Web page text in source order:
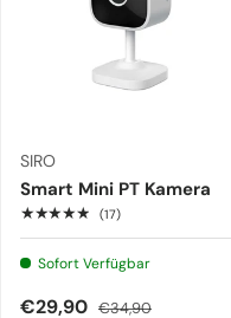
SIRO
Smart Mini PT Kamera
★★★★★ (17)
Sofort Verfügbar
€29,90 €34,90